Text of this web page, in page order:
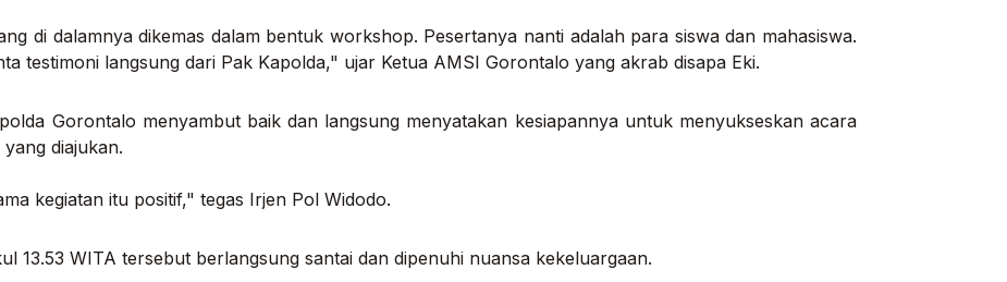
di dalamnya dikemas dalam bentuk workshop. Pesertanya nanti adalah para siswa dan mahasiswa.
testimoni langsung dari Pak Kapolda," ujar Ketua AMSI Gorontalo yang akrab disapa Eki.
Gorontalo menyambut baik dan langsung menyatakan kesiapannya untuk menyukseskan acara
diajukan.
kegiatan itu positif," tegas Irjen Pol Widodo.
13.53 WITA tersebut berlangsung santai dan dipenuhi nuansa kekeluargaan.